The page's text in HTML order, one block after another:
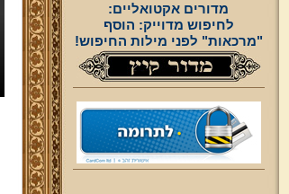
מדורים אקטואליים:
לחיפוש מדוייק: הוסף
"מרכאות" לפני מילות החיפוש!